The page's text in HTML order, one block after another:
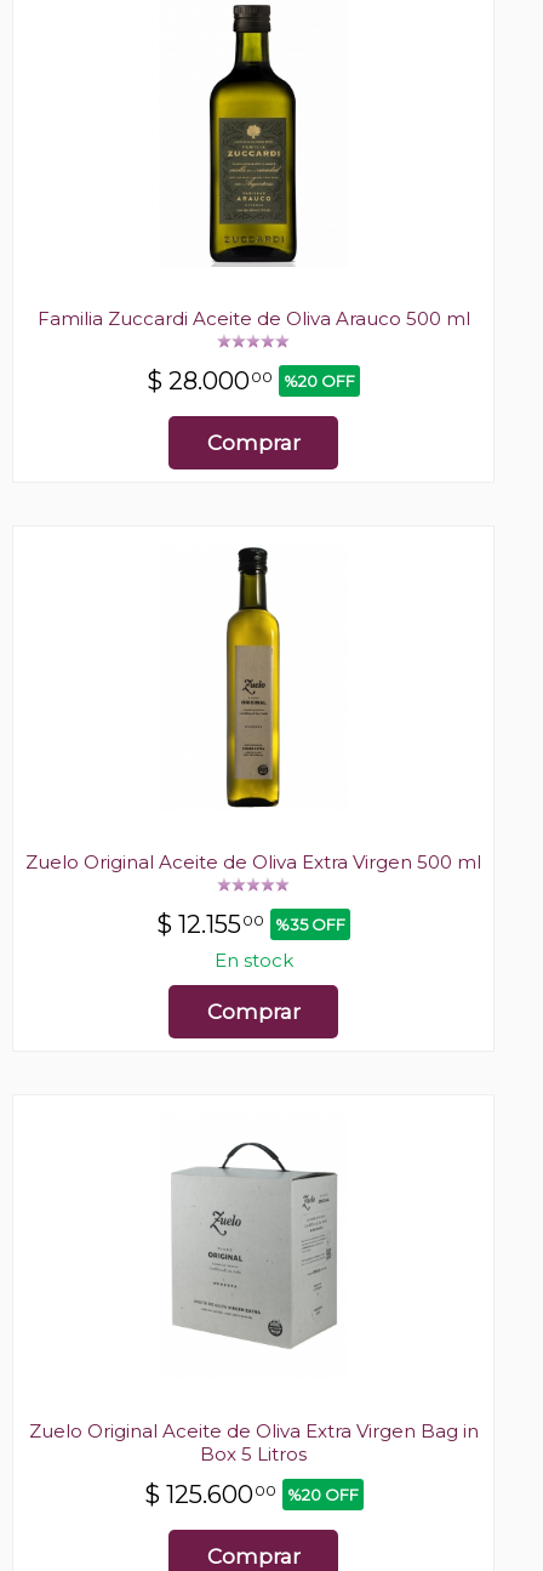
Familia Zuccardi Aceite de Oliva Arauco 500 ml
$ 28.00000 %20 OFF
Comprar
Zuelo Original Aceite de Oliva Extra Virgen 500 ml
$ 12.15500 %35 OFF
En stock
Comprar
Zuelo Original Aceite de Oliva Extra Virgen Bag in
Box 5 Litros
$ 125.60000 %20 OFF
Comprar